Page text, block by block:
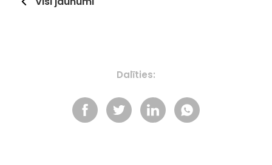
Dalīties: